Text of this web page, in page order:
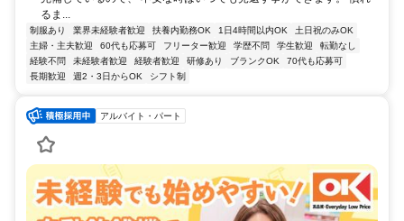
るま...
制服あり 業界未経験者歓迎 扶養内勤務OK 1日4時間以内OK
土日祝のみOK
主婦・主夫歓迎
60代も応募可 フリーター歓迎 学歴不問 学生歓迎
転勤なし
経験不問
未経験者歓迎 経験者歓迎 研修あり ブランクOK
70代も応募可
長期歓迎
週2・3日からOK シフト制
アルバイト・パート